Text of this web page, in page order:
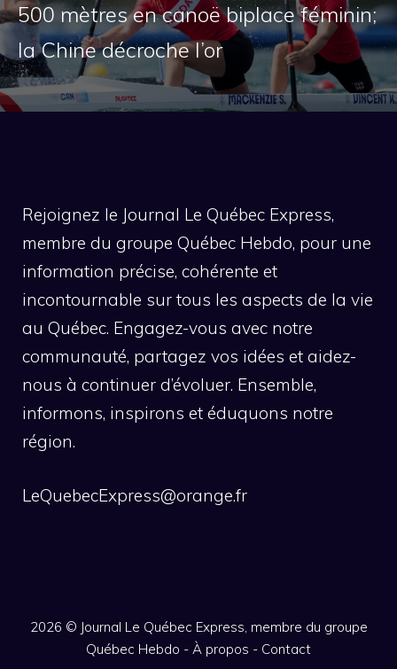
500 mètres en canoë biplace féminin;
la Chine décroche l’or
Rejoignez le Journal Le Québec Express,
membre du groupe Québec Hebdo, pour une
information précise, cohérente et
incontournable sur tous les aspects de la vie
au Québec. Engagez-vous avec notre
communauté, partagez vos idées et aidez-
nous à continuer d’évoluer. Ensemble,
informons, inspirons et éduquons notre
région.
LeQuebecExpress@orange.fr
2026 © Journal Le Québec Express, membre du groupe
Québec Hebdo - À propos - Contact